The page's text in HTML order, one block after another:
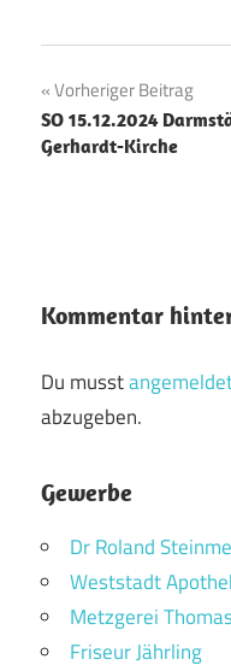
Vorheriger Beitrag
SO 15.12.2024
Gerhardt-Kirche
Kommentar
Du musst
abzugeben.
Gewerbe
Dr Roland
Weststadt
Metzgerei
Friseur Jährling